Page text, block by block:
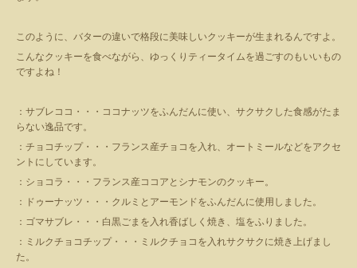
このように、バターの違いで格段に美味しいクッキーが生まれるんですよ。
こんなクッキーを食べながら、ゆっくりティータイムを過ごすのもいいもの
ですよね！
：サブレココ・・・ココナッツをふんだんに使い、サクサクした食感がたま
らない逸品です。
：チョコチップ・・・フランス産チョコを入れ、オートミールなどをアクセ
ントにしています。
：ショコラ・・・フランス産ココアとシナモンのクッキー。
：ドゥーナッツ・・・クルミとアーモンドをふんだんに使用しました。
：ゴマサブレ・・・白黒ごまを入れ香ばしく焼き、塩をふりました。
：ミルクチョコチップ・・・ミルクチョコを入れサクサクに焼き上げまし
た。